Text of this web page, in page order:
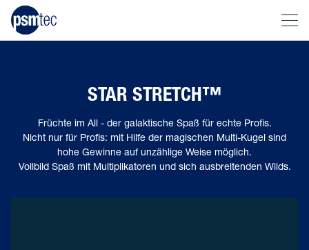
STAR STRETCH™
Früchte im All - der galaktische Spaß für echte Profis.
Nicht nur für Profis: mit Hilfe der magischen Multi-Kugel sind
hohe Gewinne auf unzählige Weise möglich.
Vollbild Spaß mit Multiplikatoren und sich ausbreitenden Wilds.